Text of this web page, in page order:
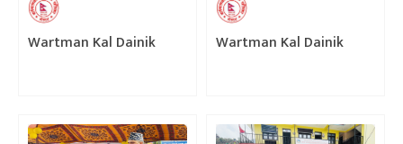
Wartman Kal Dainik Wartman Kal Dainik